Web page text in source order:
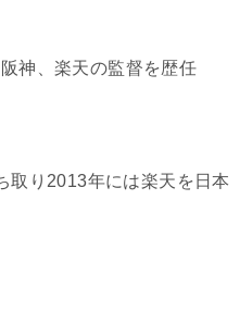
神、楽天の監督を歴任
取り2013年には楽天を日本